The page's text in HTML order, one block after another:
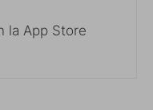
la App Store